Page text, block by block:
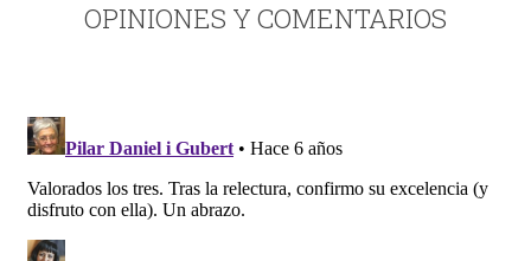
OPINIONES Y COMENTARIOS